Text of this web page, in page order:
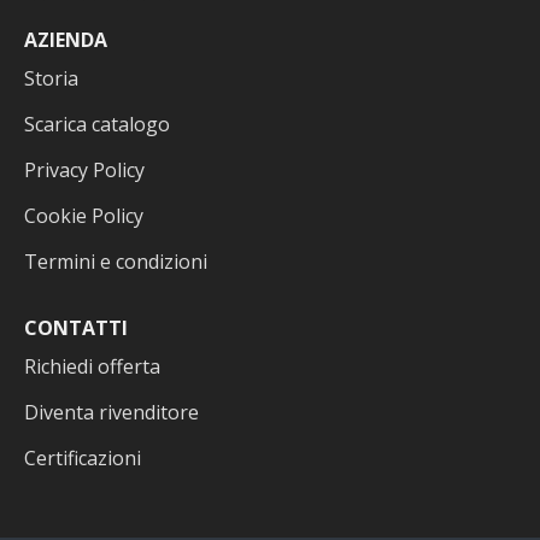
AZIENDA
Storia
Scarica catalogo
Privacy Policy
Cookie Policy
Termini e condizioni
CONTATTI
Richiedi offerta
Diventa rivenditore
Certificazioni